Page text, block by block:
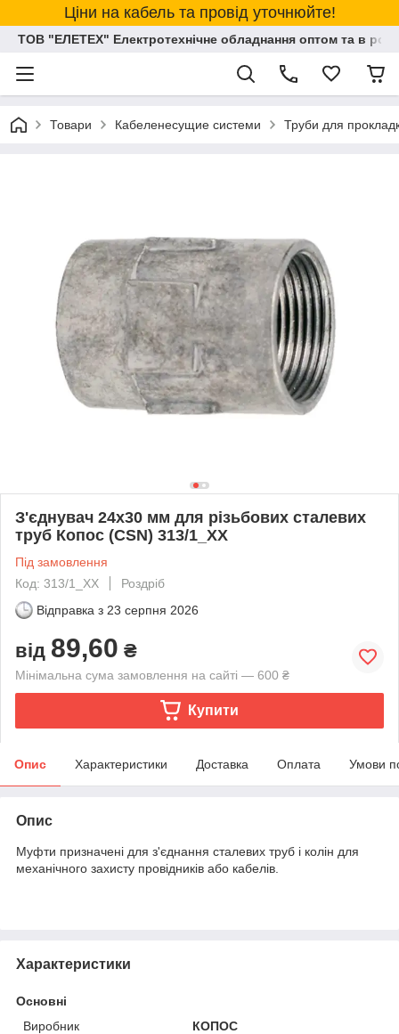
Ціни на кабель та провід уточнюйте!
ТОВ "ЕЛЕТЕХ" Електротехнічне обладнання оптом та в
Товари Кабеленесущие системи Труби для
З'єднувач 24х30 мм для різьбових сталевих
труб Копос (CSN) 313/1_XX
Під замовлення
Код: 313/1_XX
Роздріб
Відправка з 23 серпня 2026
від 89,60 ₴
Мінімальна сума замовлення на сайті — 600 ₴
Купити
Опис Характеристики Доставка Оплата Умови
Опис
Муфти призначені для з'єднання сталевих труб і колін для
механічного захисту провідників або кабелів.
Характеристики
Основні
Виробник
КОПОС